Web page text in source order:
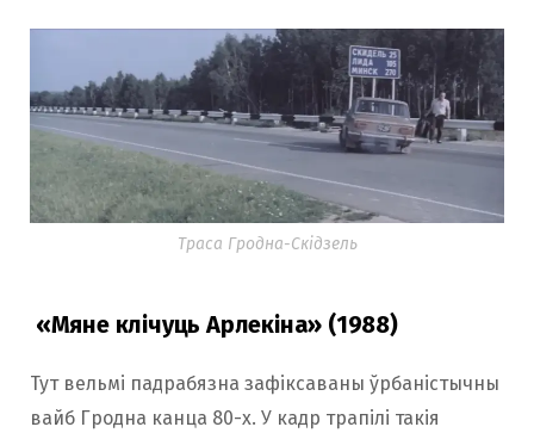
Траса Гродна-Скідзель
«Мяне клічуць Арлекіна» (1988)
Тут вельмі падрабязна зафіксаваны ўрбаністычны
вайб Гродна канца 80-х. У кадр трапілі такія